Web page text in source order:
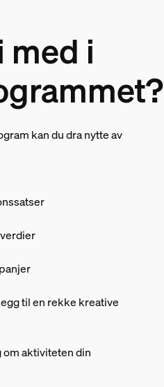
med i
kan du dra nytte av
til en rekke kreative
aktiviteten din